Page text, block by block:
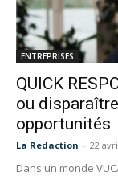
ENTREPRISES
QUICK
ou
opportunités
La Redaction - 22
Dans un monde